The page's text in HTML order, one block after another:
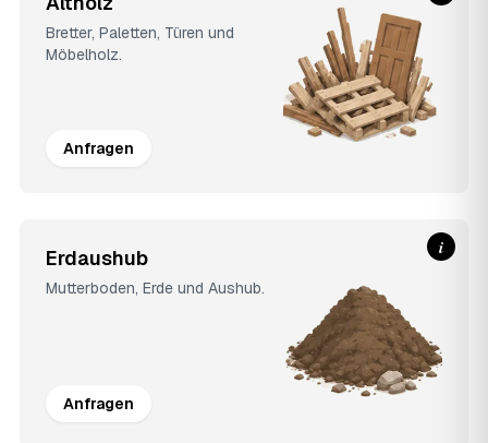
Bretter, Paletten, Türen und
Möbelholz.
Anfragen
Erdaushub
Mutterboden, Erde und Aushub.
Anfragen
i